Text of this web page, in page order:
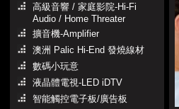
高級音響 / 家庭影院-Hi-Fi
Audio / Home Threater
擴音機-Amplifier
澳洲 Palic Hi-End 發燒線材
數碼小玩意
液晶體電視-LED iDTV
智能觸控電子板/廣告板